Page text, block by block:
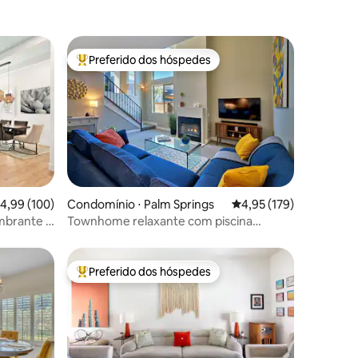
hóspedes
de uma avaliação média de 5, 100 avaliações
4,99 (100)
*
Entre os melhores preferidos dos hóspedes
Preferido dos hóspedes
Condomínio ⋅ Palm Springs 4,95 de uma avaliação
4,95 (179)
Townhome relaxante com piscina
hóspedes Entre os melhores preferidos dos hóspedes
Preferido dos hóspedes